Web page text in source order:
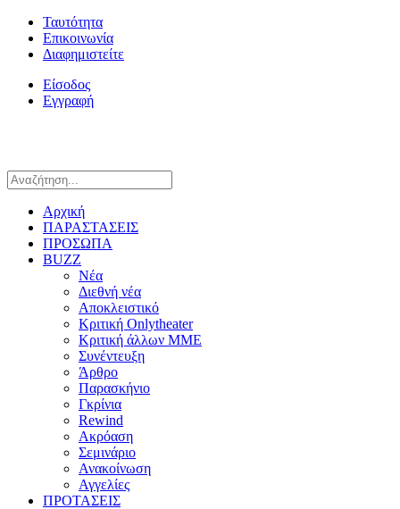
Ταυτότητα
Επικοινωνία
Διαφημιστείτε
Είσοδος
Εγγραφή
Αρχική
ΠΑΡΑΣΤΑΣΕΙΣ
ΠΡΟΣΩΠΑ
BUZZ
Νέα
Διεθνή νέα
Αποκλειστικό
Κριτική Onlytheater
Κριτική άλλων ΜΜΕ
Συνέντευξη
Άρθρο
Παρασκήνιο
Γκρίνια
Rewind
Ακρόαση
Σεμινάριο
Ανακοίνωση
Αγγελίες
ΠΡΟΤΑΣΕΙΣ